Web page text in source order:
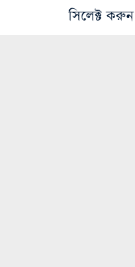
সিলেক্ট করুন।